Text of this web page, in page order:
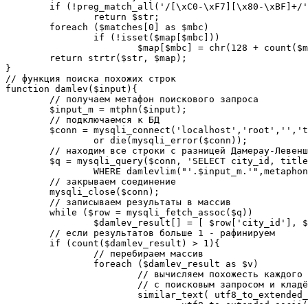
}
// функция поиска похожих строк
function damlev($input){